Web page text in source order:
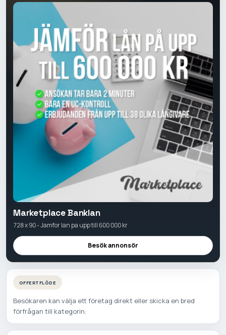
Marketplace Banklan
728 x 90 - Jamfor lan pa upp till 600 000 kr
Besök annonsör
OFFERTFLÖDE
Besökaren kan välja ett företag direkt eller skicka en bred
förfrågan till kategorin.